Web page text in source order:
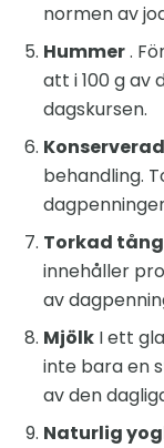
normen av
Hummer.
att i 100 g av
dagskursen.
behandling.
Torkad tång
innehåller
av
Mjölk I ett
inte bara en
av den
Naturlig